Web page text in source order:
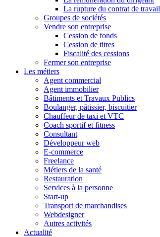
La rupture du contrat de travail
Groupes de sociétés
Vendre son entreprise
Cession de fonds
Cession de titres
Fiscalité des cessions
Fermer son entreprise
Les métiers
Agent commercial
Agent immobilier
Bâtiments et Travaux Publics
Boulanger, pâtissier, biscuitier
Chauffeur de taxi et VTC
Coach sportif et fitness
Consultant
Développeur web
E-commerce
Freelance
Métiers de la santé
Restauration
Services à la personne
Start-up
Transport de marchandises
Webdesigner
Autres activités
Actualité